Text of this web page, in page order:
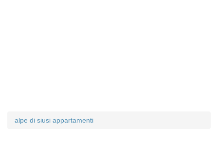
alpe di siusi appartamenti